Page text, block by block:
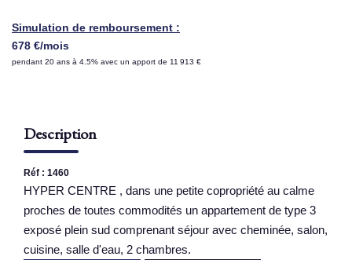
Simulation de remboursement :
678 €/mois
pendant 20 ans à 4.5% avec un apport de 11 913 €
Description
Réf : 1460
HYPER CENTRE , dans une petite copropriété au calme
proches de toutes commodités un appartement de type 3
exposé plein sud comprenant séjour avec cheminée, salon,
cuisine, salle d'eau, 2 chambres.